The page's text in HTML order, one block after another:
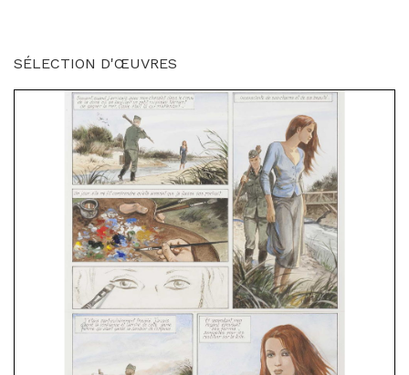
SÉLECTION D'ŒUVRES